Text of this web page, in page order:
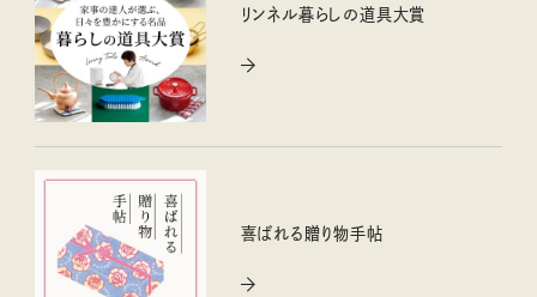
リンネル暮らしの道具大賞
喜ばれる贈り物手帖